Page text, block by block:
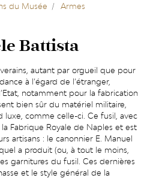
du Musée
Armes
Battista
autant par orgueil que pour
à l’égard de l’étranger,
notamment pour la fabrication
bien sûr du matériel militaire,
luxe, comme celle-ci. Ce fusil, avec
Fabrique Royale de Naples et est
artisans : le canonnier E. Manuel
a produit (ou, à tout le moins,
garnitures du fusil. Ces dernières
et le style général de la